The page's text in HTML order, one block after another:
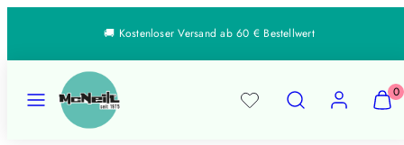
springen
🚚 Kostenloser Versand ab 60 € Bestellwert
Speisekarte Suchen Konto 0